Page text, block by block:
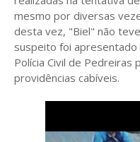
mesmo por diversas
desta vez, "Biel" não
suspeito foi apresentado
Polícia Civil de Pedreiras
providências cabíveis.